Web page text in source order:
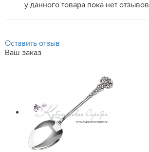
у данного товара пока нет отзывов
Оставить отзыв
Ваш заказ